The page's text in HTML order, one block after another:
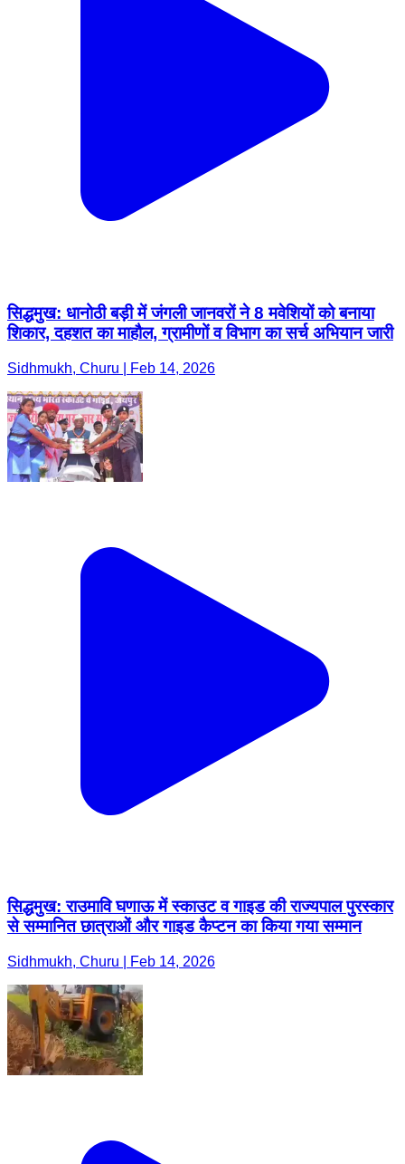
सिद्धमुख: धानोठी बड़ी में जंगली जानवरों ने 8 मवेशियों को बनाया
शिकार, दहशत का माहौल, ग्रामीणों व विभाग का सर्च अभियान जारी
Sidhmukh, Churu | Feb 14, 2026
सिद्धमुख: राउमावि घणाऊ में स्काउट व गाइड की राज्यपाल पुरस्कार
से सम्मानित छात्राओं और गाइड कैप्टन का किया गया सम्मान
Sidhmukh, Churu | Feb 14, 2026